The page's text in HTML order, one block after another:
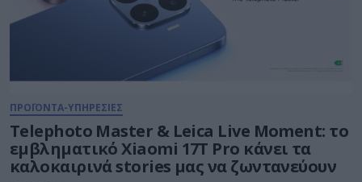
ΠΡΟΪΟΝΤΑ-ΥΠΗΡΕΣΙΕΣ
Telephoto Master & Leica Live Moment: το
εμβληματικό Xiaomi 17Τ Pro κάνει τα
καλοκαιρινά stories μας να ζωντανεύουν